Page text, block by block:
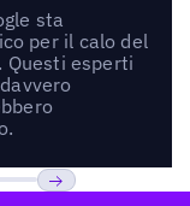
sta
per il calo del
Questi esperti